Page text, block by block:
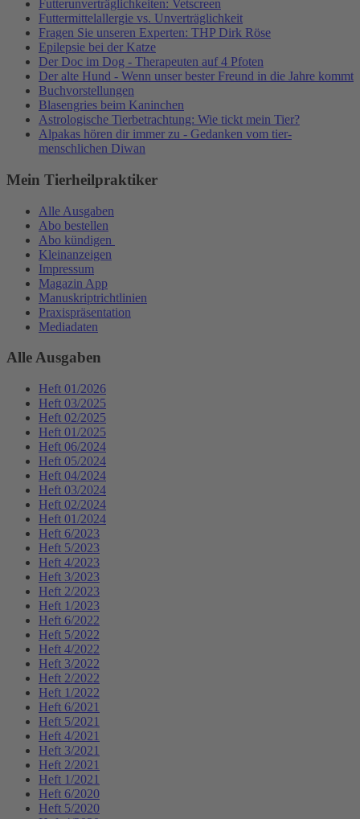
Futterunverträglichkeiten: Vetscreen
Futtermittelallergie vs. Unverträglichkeit
Fragen Sie unseren Experten: THP Dirk Röse
Epilepsie bei der Katze
Der Doc im Dog - Therapeuten auf 4 Pfoten
Der alte Hund - Wenn unser bester Freund in die Jahre kommt
Buchvorstellungen
Blasengries beim Kaninchen
Astrologische Tierbetrachtung: Wie tickt mein Tier?
Alpakas hören dir immer zu - Gedanken vom tier-
menschlichen Diwan
Mein Tierheilpraktiker
Alle Ausgaben
Abo bestellen
Abo kündigen
Kleinanzeigen
Impressum
Magazin App
Manuskriptrichtlinien
Praxispräsentation
Mediadaten
Alle Ausgaben
Heft 01/2026
Heft 03/2025
Heft 02/2025
Heft 01/2025
Heft 06/2024
Heft 05/2024
Heft 04/2024
Heft 03/2024
Heft 02/2024
Heft 01/2024
Heft 6/2023
Heft 5/2023
Heft 4/2023
Heft 3/2023
Heft 2/2023
Heft 1/2023
Heft 6/2022
Heft 5/2022
Heft 4/2022
Heft 3/2022
Heft 2/2022
Heft 1/2022
Heft 6/2021
Heft 5/2021
Heft 4/2021
Heft 3/2021
Heft 2/2021
Heft 1/2021
Heft 6/2020
Heft 5/2020